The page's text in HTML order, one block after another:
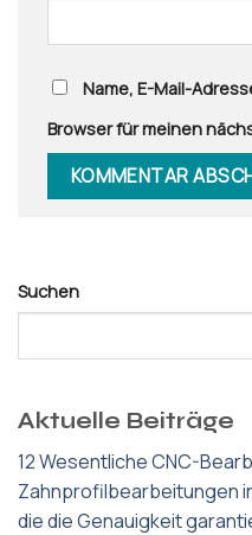
Name, E-Mail-
Browser für meinen
Suchen
Aktuelle Beiträge
12 Wesentliche CNC-
Zahnprofilbearbeitungen
die die Genauigkeit